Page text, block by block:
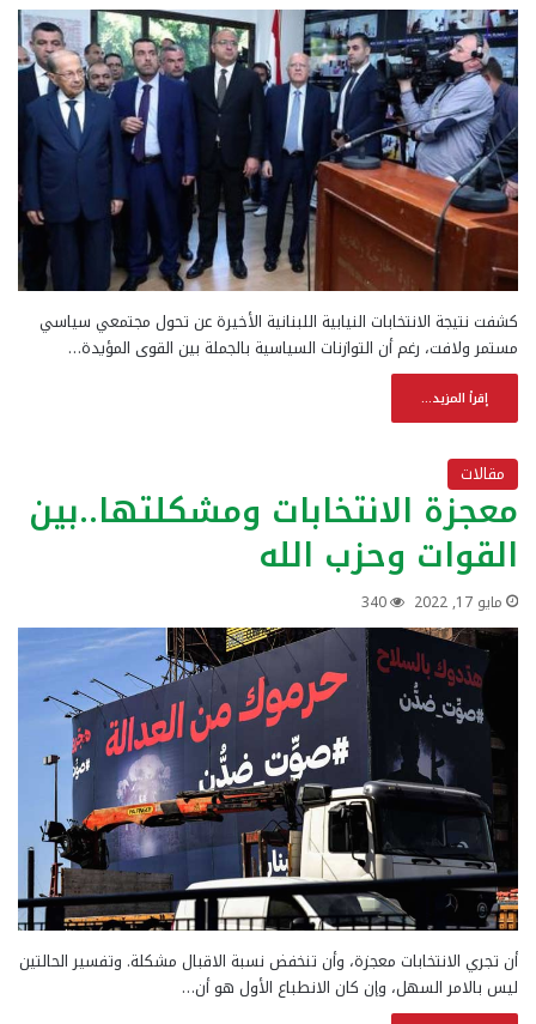
كشفت نتيجة الانتخابات النيابية اللبنانية الأخيرة عن تحول مجتمعي سياسي
مستمر ولافت، رغم أن التوازنات السياسية بالجملة بين القوى المؤيدة…
إقرأ المزيد...
مقالات
معجزة الانتخابات ومشكلتها..بين
القوات وحزب الله
مايو 17, 2022 340
أن تجري الانتخابات معجزة، وأن تنخفض نسبة الاقبال مشكلة. وتفسير الحالتين
ليس بالامر السهل، وإن كان الانطباع الأول هو أن…